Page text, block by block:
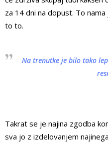
za 14 dni na dopust. To
to to.
Na trenutke je bilo tako
Takrat se je najina zgodba
sva jo z izdelovanjem